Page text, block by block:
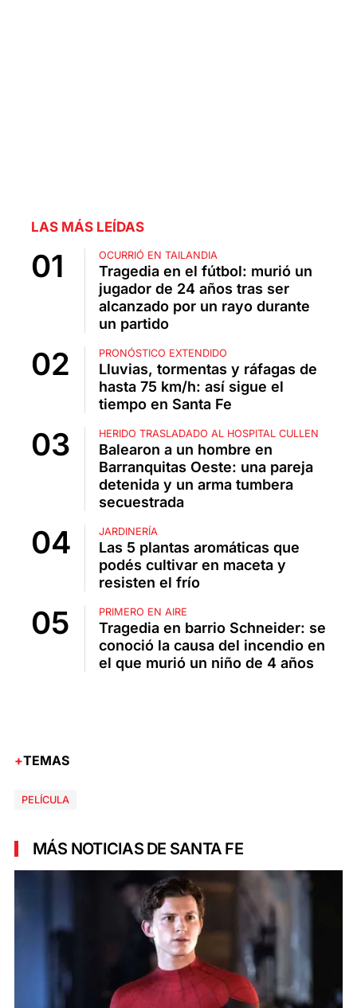
LAS MÁS LEÍDAS
OCURRIÓ EN TAILANDIA
Tragedia en el fútbol: murió un
jugador de 24 años tras ser
alcanzado por un rayo durante
un partido
PRONÓSTICO EXTENDIDO
Lluvias, tormentas y ráfagas de
hasta 75 km/h: así sigue el
tiempo en Santa Fe
HERIDO TRASLADADO AL HOSPITAL CULLEN
Balearon a un hombre en
Barranquitas Oeste: una pareja
detenida y un arma tumbera
secuestrada
JARDINERÍA
Las 5 plantas aromáticas que
podés cultivar en maceta y
resisten el frío
PRIMERO EN AIRE
Tragedia en barrio Schneider: se
conoció la causa del incendio en
el que murió un niño de 4 años
TEMAS
PELÍCULA
MÁS NOTICIAS DE SANTA FE